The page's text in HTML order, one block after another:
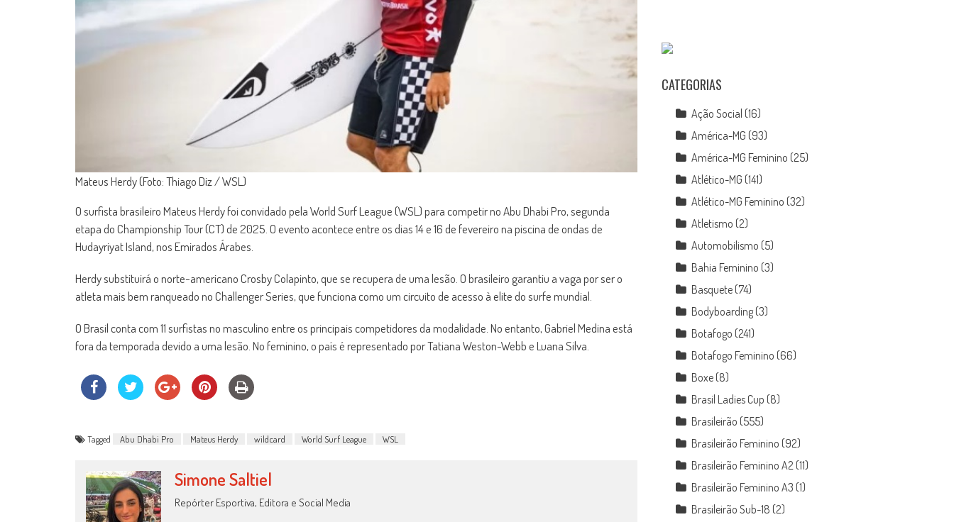
Mateus Herdy (Foto: Thiago Diz / WSL)
O surfista brasileiro Mateus Herdy foi convidado pela World Surf League (WSL) para competir no Abu Dhabi Pro, segunda
etapa do Championship Tour (CT) de 2025. O evento acontece entre os dias 14 e 16 de fevereiro na piscina de ondas de
Hudayriyat Island, nos Emirados Árabes.
Herdy substituirá o norte-americano Crosby Colapinto, que se recupera de uma lesão. O brasileiro garantiu a vaga por ser o
atleta mais bem ranqueado no Challenger Series, que funciona como um circuito de acesso à elite do surfe mundial.
O Brasil conta com 11 surfistas no masculino entre os principais competidores da modalidade. No entanto, Gabriel Medina está
fora da temporada devido a uma lesão. No feminino, o país é representado por Tatiana Weston-Webb e Luana Silva.
Tagged Abu Dhabi Pro Mateus Herdy wildcard World Surf League WSL
Simone Saltiel
Repórter Esportiva, Editora e Social Media
CATEGORIAS
Ação Social (16)
América-MG (93)
América-MG Feminino (25)
Atlético-MG (141)
Atlético-MG Feminino (32)
Atletismo (2)
Automobilismo (5)
Bahia Feminino (3)
Basquete (74)
Bodyboarding (3)
Botafogo (241)
Botafogo Feminino (66)
Boxe (8)
Brasil Ladies Cup (8)
Brasileirão (555)
Brasileirão Feminino (92)
Brasileirão Feminino A2 (11)
Brasileirão Feminino A3 (1)
Brasileirão Sub-18 (2)